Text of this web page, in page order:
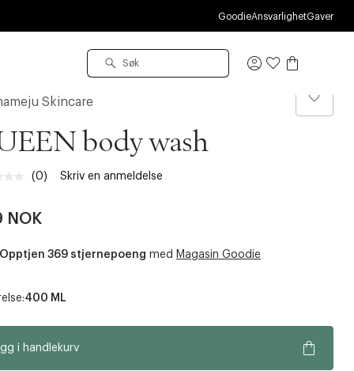
GoodieAnsvarlighetGaver
Logg
Skincare
body wash
Ingen
sidelenke.
(0) Skriv en anmeldelse
NOK
Opptjen 369 stjernepoeng med Magasin Goodie
400 ML
i handlekurv